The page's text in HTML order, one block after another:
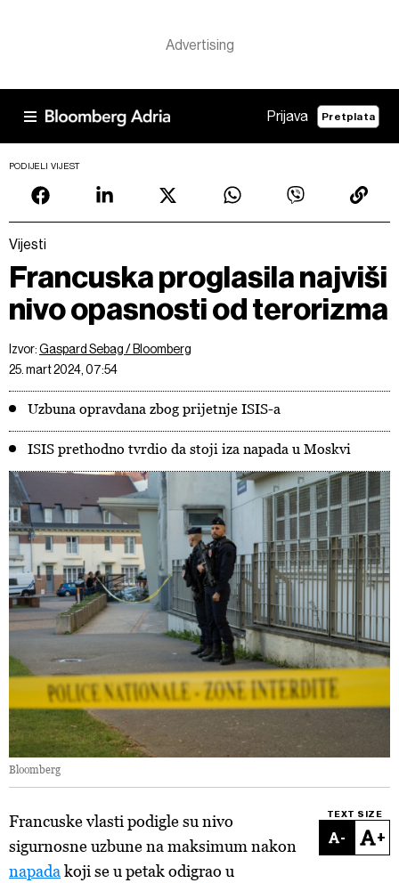
Prijava Pretplata
PODIJELI VIJEST
Vijesti
Francuska proglasila najviši
nivo opasnosti od terorizma
Izvor:Gaspard Sebag / Bloomberg
25. mart 2024, 07:54
Uzbuna opravdana zbog prijetnje ISIS-a
ISIS prethodno tvrdio da stoji iza napada u Moskvi
Bloomberg
TEXT SIZE
- +
Francuske vlasti podigle su nivo
sigurnosne uzbune na maksimum nakon
napada koji se u petak odigrao u